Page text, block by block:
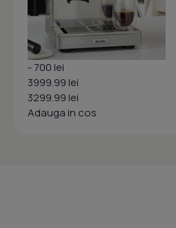
- 700 lei
3999.99 lei
3299.99 lei
Adauga in cos